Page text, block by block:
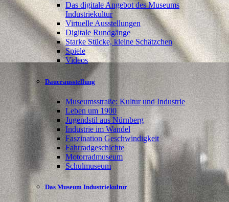
Das digitale Angebot des Museums
Industriekultur
Virtuelle Ausstellungen
Digitale Rundgänge
Starke Stücke, kleine Schätzchen
Spiele
Videos
Dauerausstellung
Museumsstraße: Kultur und Industrie
Leben um 1900
Jugendstil aus Nürnberg
Industrie im Wandel
Faszination Geschwindigkeit
Fahrradgeschichte
Motorradmuseum
Schulmuseum
Das Museum Industriekultur